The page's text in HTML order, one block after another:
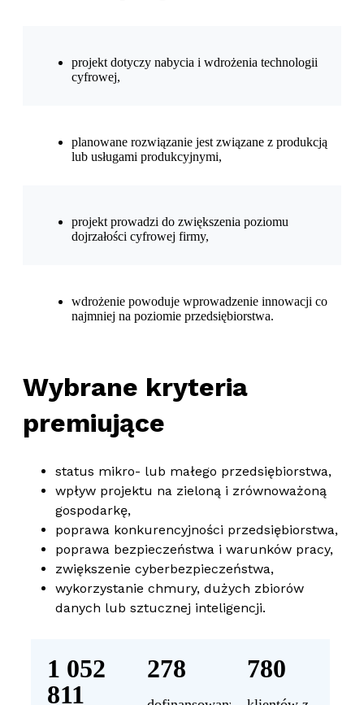
projekt dotyczy nabycia i wdrożenia technologii
cyfrowej,
planowane rozwiązanie jest związane z produkcją
lub usługami produkcyjnymi,
projekt prowadzi do zwiększenia poziomu
dojrzałości cyfrowej firmy,
wdrożenie powoduje wprowadzenie innowacji co
najmniej na poziomie przedsiębiorstwa.
Wybrane kryteria
premiujące
status mikro- lub małego przedsiębiorstwa,
wpływ projektu na zieloną i zrównoważoną
gospodarkę,
poprawa konkurencyjności przedsiębiorstwa,
poprawa bezpieczeństwa i warunków pracy,
zwiększenie cyberbezpieczeństwa,
wykorzystanie chmury, dużych zbiorów
danych lub sztucznej inteligencji.
1 052
811
278 780